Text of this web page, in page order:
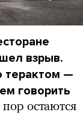
взрыв.
терактом —
говорить
остаются